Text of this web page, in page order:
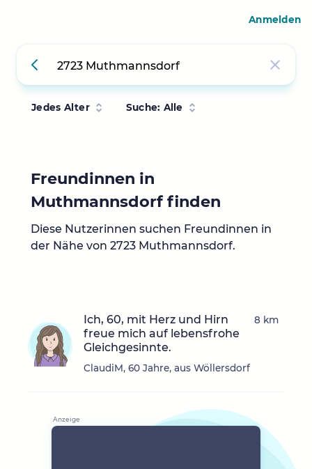
Jedes Alter Suche: Alle
Freundinnen in
Muthmannsdorf finden
Diese Nutzerinnen suchen Freundinnen in
der Nähe von 2723 Muthmannsdorf.
Ich, 60, mit Herz und Hirn
freue mich auf lebensfrohe
Gleichgesinnte.
ClaudiM, 60 Jahre, aus Wöllersdorf
8 km
Anmelden